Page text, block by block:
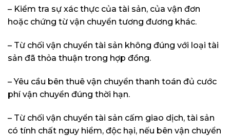
– Kiểm tra sự xác thực của tài sản, của vận đơn
hoặc chứng từ vận chuyển tương đương khác.
– Từ chối vận chuyển tài sản không đúng với loại tài
sản đã thỏa thuận trong hợp đồng.
– Yêu cầu bên thuê vận chuyển thanh toán đủ cước
phí vận chuyển đúng thời hạn.
– Từ chối vận chuyển tài sản cấm giao dịch, tài sản
có tính chất nguy hiểm, độc hại, nếu bên vận chuyển